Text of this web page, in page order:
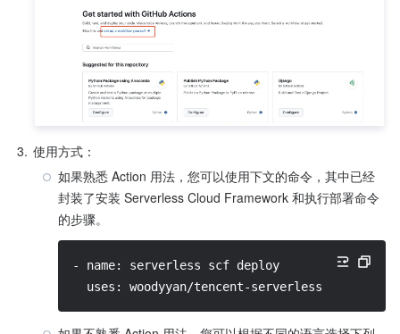
3. 使用方式：
如果熟悉 Action 用法，您可以使用下文的命令，其中已经
封装了安装 Serverless Cloud Framework 和执行部署命令
的步骤。
- name: serverless scf deploy
uses: woodyyan/tencent-serverless-